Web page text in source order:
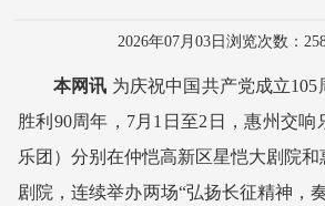
2026年07月03日 浏览次数：
本网讯 为庆祝中国共产党成立
胜利90周年，7月1日至2日，惠州交响
乐团）分别在仲恺高新区星恺大剧院
剧院，连续举办两场“弘扬长征精神，